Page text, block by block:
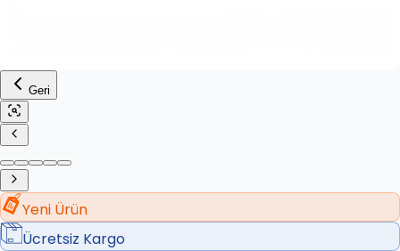
Geri
Yeni Ürün
Ücretsiz Kargo